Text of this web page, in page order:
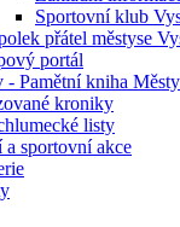
Sportovní klub
přátel městyse
portál
- Pamětní kniha
kroniky
listy
sportovní akce